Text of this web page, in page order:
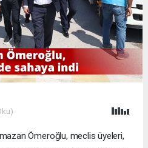
Ömeroğlu, meclis üyeleri,